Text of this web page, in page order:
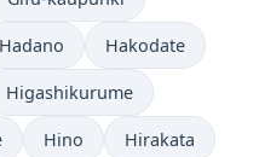
Hadano Hakodate
Higashikurume
Hino Hirakata